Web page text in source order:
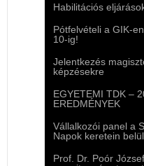
Habilitációs
Pótfelvételi a GIK-
10-ig!
Jelentkezés
képzésekre
EGYETEMI TDK –
EREDMÉNYEK
Vállalkozói panel a
Napok keretein belül
Prof. Dr. Poór